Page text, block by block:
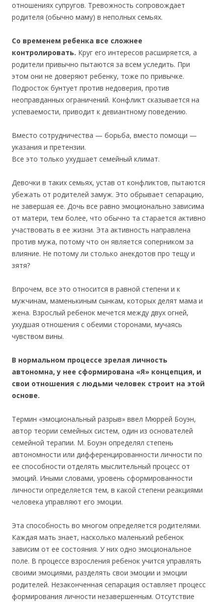
отношениях супругов. Тревожность сопровождает
родителя (обычно маму) в неполных семьях.
Со временем ребенка все сложнее
контролировать. Круг его интересов расширяется, а
родители привычно пытаются за всем уследить. При
этом они не доверяют ребенку, тоже по привычке.
Подросток бунтует против недоверия, против
неоправданных ограничений. Конфликт сказывается на
успеваемости, приводит к девиантному поведению.
Вместо сотрудничества — борьба, вместо помощи —
указания и претензии.
Все это только ухудшает семейный климат.
Девочки в таких семьях, устав от конфликтов, пытаются
убежать от родителей замуж. Это обрывает сепарацию,
не завершая ее. Дочь все равно эмоционально зависима
от матери, тем более, что обычно та старается активно
участвовать в ее жизни. Эта активность направлена
против мужа, потому что он является соперником за
влияние. Не потому ли столько анекдотов про тещу и
зятя?
Впрочем, все это относится в равной степени и к
мужчинам, маменькиным сынкам, которых делят мама и
жена. Взрослый ребенок мечется между двух огней,
ухудшая отношения с обеими сторонами, мучаясь
чувством вины.
В нормальном процессе зрелая личность
автономна, у нее сформирована «Я» концепция, и
свои отношения с людьми человек строит на этой
основе.
Термин «эмоциональный разрыв» ввел Мюррей Боуэн,
автор теории семейных систем, один из основателей
семейной терапии. М. Боуэн определял степень
автономности или дифференцированности личности по
ее способности отделять мыслительный процесс от
эмоций. Иными словами, уровень сформированности
личности определяется тем, в какой степени реакциями
человека управляют его эмоции.
Эта способность во многом определяется родителями.
Каждая мать знает, насколько маленький ребенок
зависим от ее состояния. У них одно эмоциональное
поле. В процессе взросления ребенок учится управлять
своими эмоциями, разделять свои эмоции и эмоции
родителей. Незаконченная сепарация оставляет процесс
формирования личности незавершенным. Отсутствие